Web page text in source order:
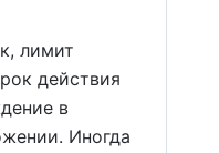
лимит
действия
в
Иногда